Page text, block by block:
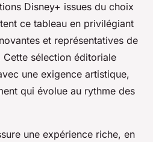
Disney+ issues du choix
ce tableau en privilégiant
et représentatives de
sélection éditoriale
une exigence artistique,
qui évolue au rythme des
une expérience riche, en